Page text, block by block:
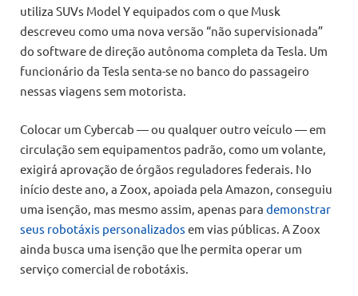
utiliza SUVs Model Y equipados com o que Musk
descreveu como uma nova versão “não supervisionada”
do software de direção autônoma completa da Tesla. Um
funcionário da Tesla senta-se no banco do passageiro
nessas viagens sem motorista.
Colocar um Cybercab — ou qualquer outro veículo — em
circulação sem equipamentos padrão, como um volante,
exigirá aprovação de órgãos reguladores federais. No
início deste ano, a Zoox, apoiada pela Amazon, conseguiu
uma isenção, mas mesmo assim, apenas para demonstrar
seus robotáxis personalizados em vias públicas. A Zoox
ainda busca uma isenção que lhe permita operar um
serviço comercial de robotáxis.